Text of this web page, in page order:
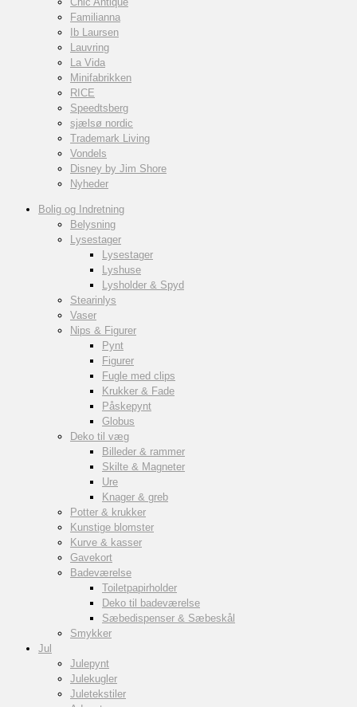
Familianna
Ib Laursen
Lauvring
La Vida
Minifabrikken
RICE
Speedtsberg
sjælsø nordic
Trademark Living
Vondels
Disney by Jim Shore
Nyheder
Bolig og Indretning
Belysning
Lysestager
Lysestager
Lyshuse
Lysholder & Spyd
Stearinlys
Vaser
Nips & Figurer
Pynt
Figurer
Fugle med clips
Krukker & Fade
Påskepynt
Globus
Deko til væg
Billeder & rammer
Skilte & Magneter
Ure
Knager & greb
Potter & krukker
Kunstige blomster
Kurve & kasser
Gavekort
Badeværelse
Toiletpapirholder
Deko til badeværelse
Sæbedispenser & Sæbeskål
Smykker
Jul
Julepynt
Julekugler
Juletekstiler